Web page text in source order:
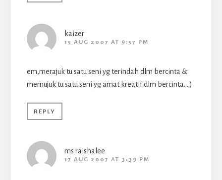
kaizer
15 AUG 2007 AT 9:57 PM
em,merajuk tu satu seni yg terindah dlm bercinta &
memujuk tu satu seni yg amat kreatif dlm bercinta…;)
REPLY
ms raishalee
17 AUG 2007 AT 3:39 PM